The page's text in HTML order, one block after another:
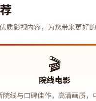
质影视内容，为您带来更好
🎬
院线电影
院线与口碑佳作，高清画质，